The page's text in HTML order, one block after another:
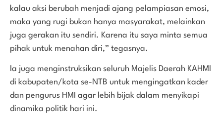
kalau aksi berubah menjadi ajang pelampiasan emosi,
maka yang rugi bukan hanya masyarakat, melainkan
juga gerakan itu sendiri. Karena itu saya minta semua
pihak untuk menahan diri,” tegasnya.
Ia juga menginstruksikan seluruh Majelis Daerah KAHMI
di kabupaten/kota se-NTB untuk mengingatkan kader
dan pengurus HMI agar lebih bijak dalam menyikapi
dinamika politik hari ini.